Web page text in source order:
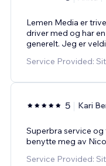
Lemen Media er
driver med og har
generelt. Jeg er
Service Provided:
5 Kari
Superbra service og
benytte meg av
Service Provided: